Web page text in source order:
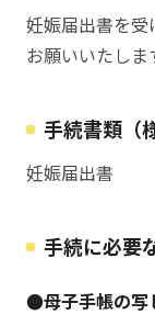
妊娠届出書を
お願いいたしま
手続書類（
妊娠届出書
手続に必要
●母子手帳の写